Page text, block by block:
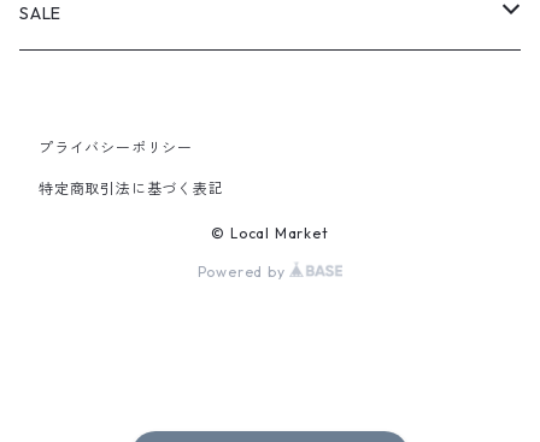
PANTS
SALE
PANTS
プライバシーポリシー
特定商取引法に基づく表記
© Local Market
Powered by